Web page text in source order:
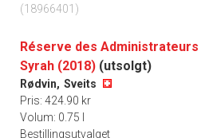
(18966401)
Réserve des Administrateurs
Syrah (2018) (utsolgt)
Rødvin, Sveits
Pris: 424.90 kr
Volum: 0.75 l
Bestillingsutvalget